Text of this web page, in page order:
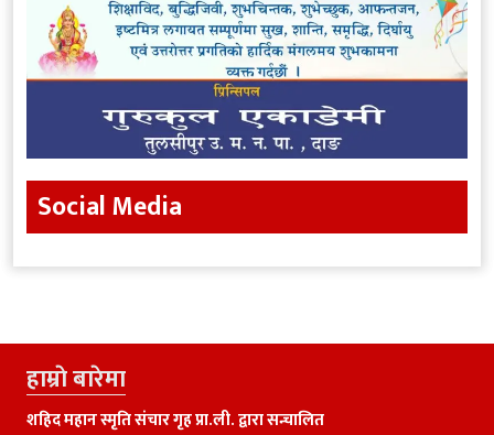
Social Media
हाम्राे बारेमा
शहिद महान स्मृति संचार गृह प्रा.ली. द्वारा सन्चालित